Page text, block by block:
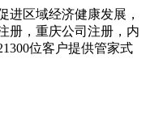
进区域经济健康发展，
册，重庆公司注册，内
位客户提供管家式